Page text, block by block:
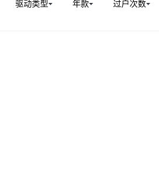
驱动类型 年款 过户次数